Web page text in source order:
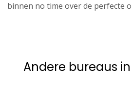
binnen no time over de perfecte
Andere bureaus